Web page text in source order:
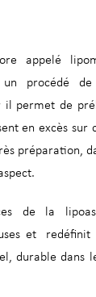
appelé
un procédé
il permet de
en excès
préparation,
de la
et
durable dans